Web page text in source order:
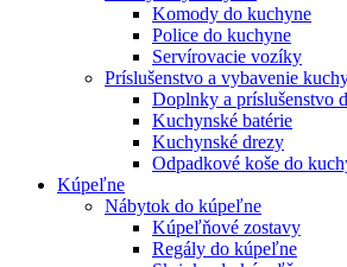
Komody do kuchyne
Police do kuchyne
Servírovacie vozíky
Príslušenstvo a vybavenie
Doplnky a príslušenstvo
Kuchynské batérie
Kuchynské drezy
Odpadkové koše do
Kúpeľne
Nábytok do kúpeľne
Kúpeľňové zostavy
Regály do kúpeľne